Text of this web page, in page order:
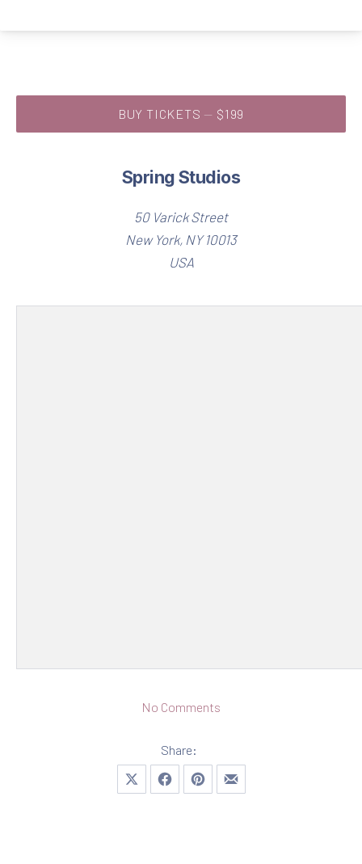
BUY TICKETS $199
Spring Studios
50 Varick Street
New York, NY 10013
USA
No Comments
Share:
Share on XShare on Facebook
Share on Pinterest
Share by Email